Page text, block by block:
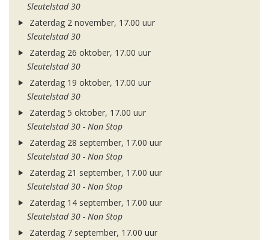
Sleutelstad 30
Zaterdag 2 november, 17.00 uur
Sleutelstad 30
Zaterdag 26 oktober, 17.00 uur
Sleutelstad 30
Zaterdag 19 oktober, 17.00 uur
Sleutelstad 30
Zaterdag 5 oktober, 17.00 uur
Sleutelstad 30 - Non Stop
Zaterdag 28 september, 17.00 uur
Sleutelstad 30 - Non Stop
Zaterdag 21 september, 17.00 uur
Sleutelstad 30 - Non Stop
Zaterdag 14 september, 17.00 uur
Sleutelstad 30 - Non Stop
Zaterdag 7 september, 17.00 uur